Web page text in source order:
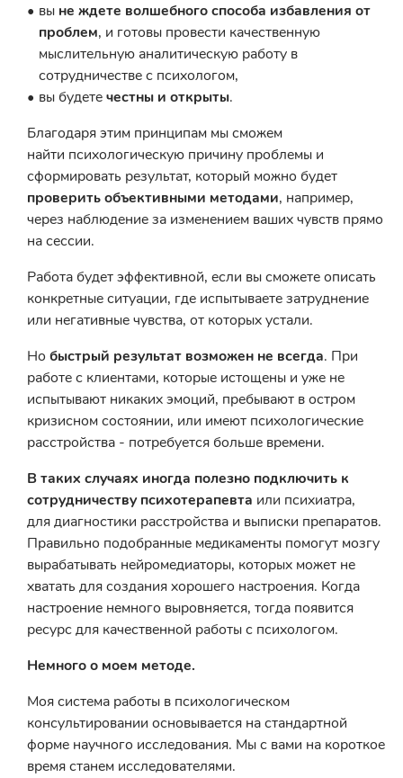
вы не ждете волшебного способа избавления от
проблем, и готовы провести качественную
мыслительную аналитическую работу в
сотрудничестве с психологом,
вы будетечестны и открыты.
Благодаря этим принципам мы сможем
найти психологическую причину проблемы и
сформировать результат, который можно будет
проверить объективными методами, например,
через наблюдение за изменением ваших чувств прямо
на сессии.
Работа будет эффективной, если вы сможете описать
конкретные ситуации, где испытываете затруднение
или негативные чувства, от которых устали.
Но быстрый результат возможен не всегда. При
работе с клиентами, которые истощены и уже не
испытывают никаких эмоций, пребывают в остром
кризисном состоянии, или имеют психологические
расстройства - потребуется больше времени.
В таких случаях иногда полезно подключить к
сотрудничеству психотерапевта или психиатра,
для диагностики расстройства и выписки препаратов.
Правильно подобранные медикаменты помогут мозгу
вырабатывать нейромедиаторы, которых может не
хватать для создания хорошего настроения. Когда
настроение немного выровняется, тогда появится
ресурс для качественной работы с психологом.
Немного о моем методе.
Моя система работы в психологическом
консультировании основывается на стандартной
форме научного исследования. Мы с вами на короткое
время станем исследователями.